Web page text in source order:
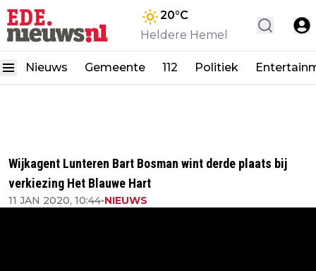
20°C
Heldere Hemel
Nieuws Gemeente 112 Politiek
Wijkagent Lunteren Bart Bosman wint derde plaats bij
verkiezing Het Blauwe Hart
11 JAN 2020, 10:44•NIEUWS